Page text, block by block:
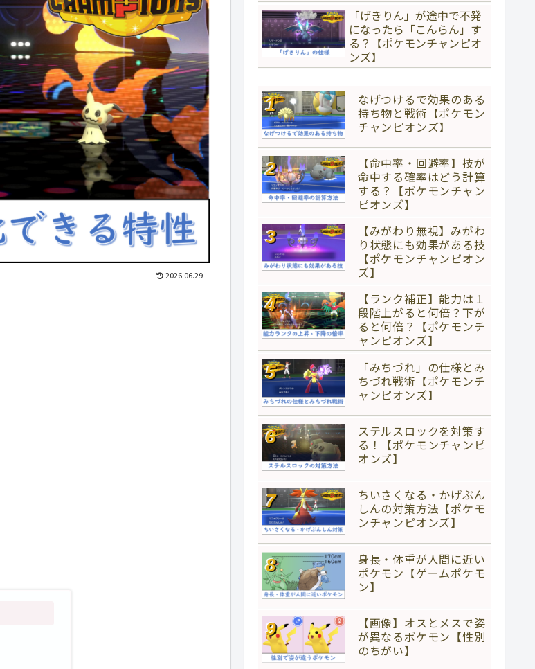
2026.06.29
「げきりん」が途中で不発
になったら「こんらん」す
る？【ポケモンチャンピオ
ンズ】
なげつけるで効果のある
持ち物と戦術【ポケモン
チャンピオンズ】
【命中率・回避率】技が
命中する確率はどう計算
する？【ポケモンチャン
ピオンズ】
【みがわり無視】みがわ
り状態にも効果がある技
【ポケモンチャンピオン
ズ】
【ランク補正】能力は１
段階上がると何倍？下が
ると何倍？【ポケモンチ
ャンピオンズ】
「みちづれ」の仕様とみ
ちづれ戦術【ポケモンチ
ャンピオンズ】
ステルスロックを対策す
る！【ポケモンチャンピ
オンズ】
ちいさくなる・かげぶん
しんの対策方法【ポケモ
ンチャンピオンズ】
身長・体重が人間に近い
ポケモン【ゲームポケモ
ン】
【画像】オスとメスで姿
が異なるポケモン【性別
のちがい】